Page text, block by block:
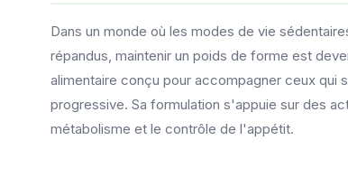
Dans un monde où les modes de vie
répandus, maintenir un poids de forme est
alimentaire conçu pour accompagner ceux qui
progressive. Sa formulation s'appuie sur des
métabolisme et le contrôle de l'appétit.